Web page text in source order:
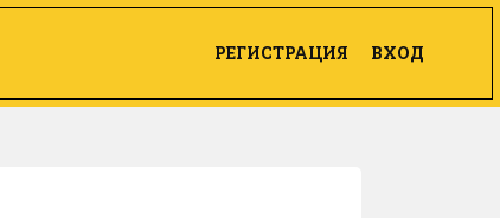
РЕГИСТРАЦИЯ ВХОД